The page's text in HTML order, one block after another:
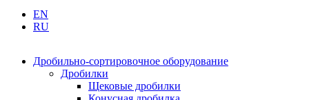
EN
RU
Дробильно-сортировочное оборудование
Дробилки
Щековые дробилки